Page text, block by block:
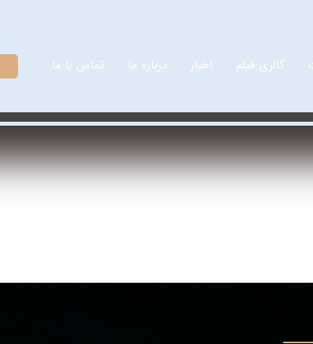
گالری فیلم اخبار درباره ما تماس با ما